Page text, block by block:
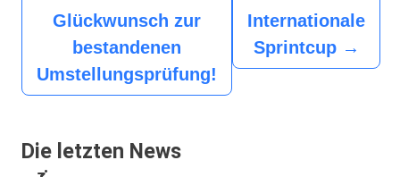
Glückwunsch zur
bestandenen
Umstellungsprüfung!
Internationale
Sprintcup →
Die letzten News